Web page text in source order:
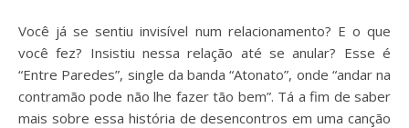
Você já se sentiu invisível num relacionamento? E o que
você fez? Insistiu nessa relação até se anular? Esse é
“Entre Paredes”, single da banda “Atonato”, onde “andar na
contramão pode não lhe fazer tão bem”. Tá a fim de saber
mais sobre essa história de desencontros em uma canção